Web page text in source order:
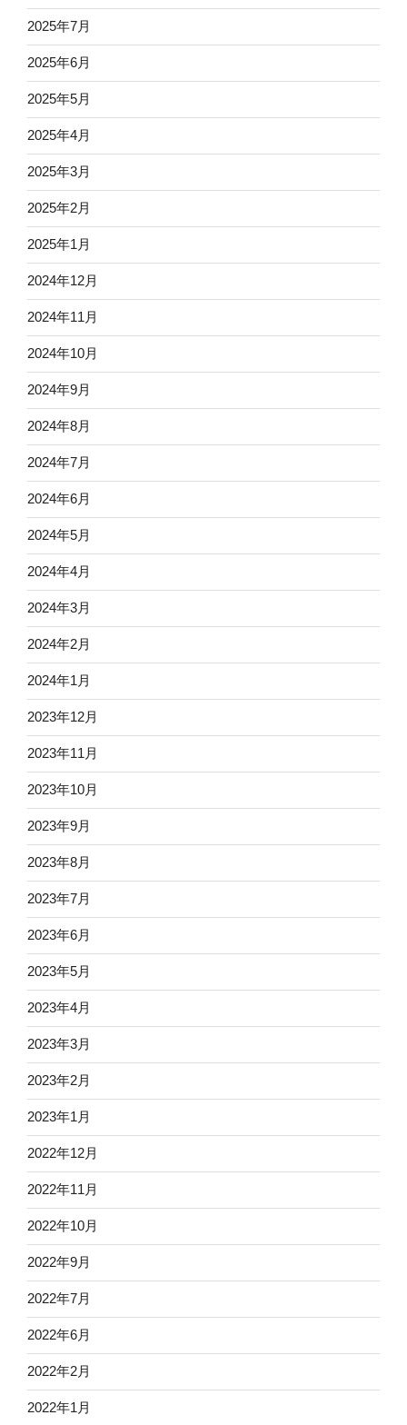
2025年7月
2025年6月
2025年5月
2025年4月
2025年3月
2025年2月
2025年1月
2024年12月
2024年11月
2024年10月
2024年9月
2024年8月
2024年7月
2024年6月
2024年5月
2024年4月
2024年3月
2024年2月
2024年1月
2023年12月
2023年11月
2023年10月
2023年9月
2023年8月
2023年7月
2023年6月
2023年5月
2023年4月
2023年3月
2023年2月
2023年1月
2022年12月
2022年11月
2022年10月
2022年9月
2022年7月
2022年6月
2022年2月
2022年1月